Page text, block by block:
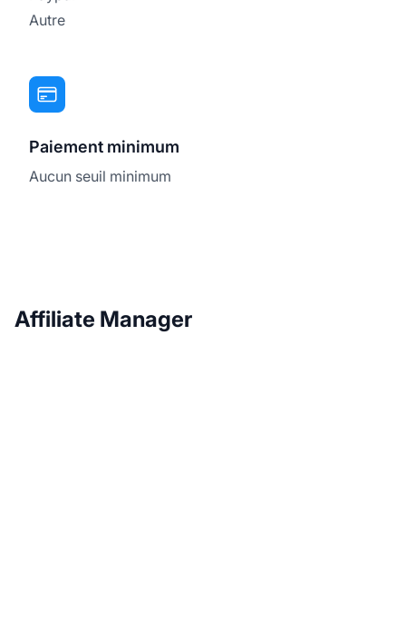
Autre
Paiement minimum
Aucun seuil minimum
Affiliate Manager